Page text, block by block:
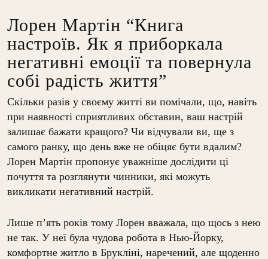
Лорен Мартін “Книга
настроїв. Як я приборкала
негативні емоції та повернула
собі радість життя”
Скільки разів у своєму житті ви помічали, що, навіть
при наявності сприятливих обставин, ваш настрій
залишає бажати кращого? Чи відчували ви, ще з
самого ранку, що день вже не обіцяє бути вдалим?
Лорен Мартін пропонує уважніше дослідити ці
почуття та розглянути чинники, які можуть
викликати негативний настрій.
Лише п’ять років тому Лорен вважала, що щось з нею
не так. У неї була чудова робота в Нью-Йорку,
комфортне житло в Брукліні, наречений, але щоденно